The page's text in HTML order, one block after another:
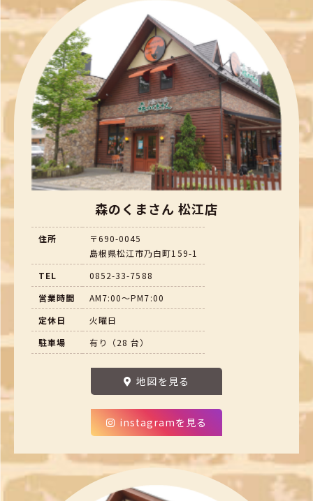
森のくまさん 松江店
住所
〒690-0045
島根県松江市乃白町159-1
TEL
0852-33-7588
営業時間
AM7:00～PM7:00
定休日
火曜日
駐車場
有り（28 台）
地図を見る
instagramを見る